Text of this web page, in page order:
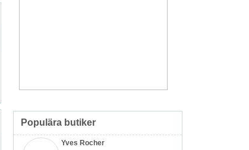
Populära butiker
Yves Rocher